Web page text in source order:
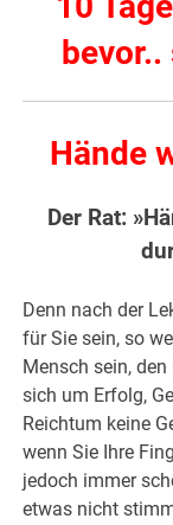
Hände
Der Rat:
Denn nach der
für Sie sein, so
Mensch sein,
sich um Erfolg,
Reichtum keine
wenn Sie Ihre
jedoch immer
etwas nicht